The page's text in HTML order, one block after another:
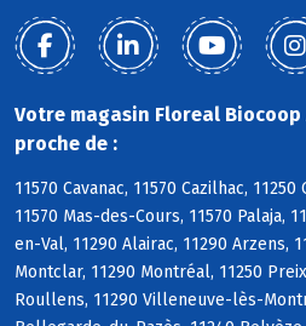
Votre magasin Floreal Biocoop
proche de :
11570 Cavanac, 11570 Cazilhac,
11570 Mas-des-Cours, 11570 Palaja,
en-Val, 11290 Alairac, 11290 Arzens,
Montclar, 11290 Montréal, 11250
Roullens, 11290 Villeneuve-lès-